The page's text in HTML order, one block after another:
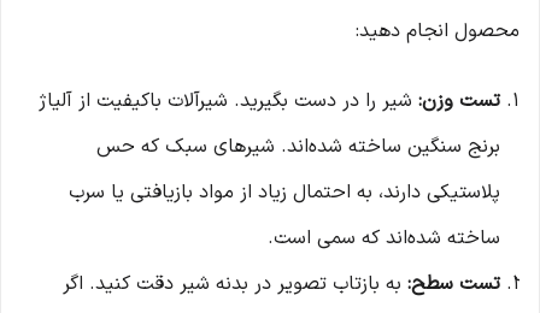
محصول انجام دهید:
تست وزن: شیر را در دست بگیرید. شیرآلات باکیفیت از آلیاژ
برنج سنگین ساخته شده‌اند. شیرهای سبک که حس
پلاستیکی دارند، به احتمال زیاد از مواد بازیافتی یا سرب
ساخته شده‌اند که سمی است.
تست سطح: به بازتاب تصویر در بدنه شیر دقت کنید. اگر